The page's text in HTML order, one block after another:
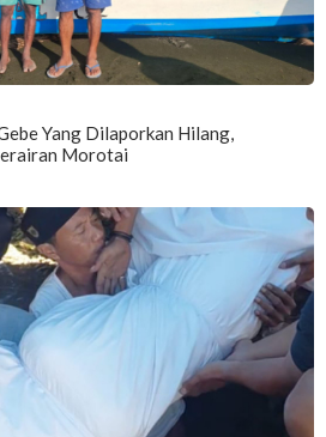
Yang Dilaporkan Hilang,
Morotai